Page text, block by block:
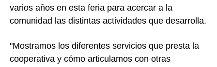
varios años en esta feria para acercar a la
comunidad las distintas actividades que desarrolla.
"Mostramos los diferentes servicios que presta la
cooperativa y cómo articulamos con otras